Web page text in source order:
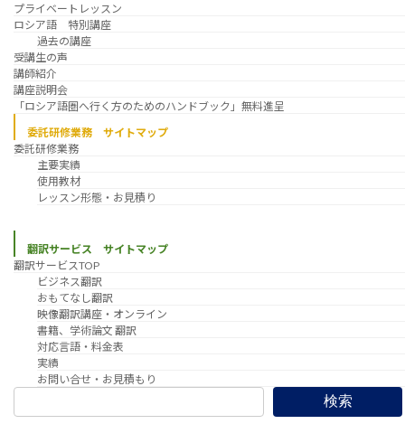
プライベートレッスン
ロシア語 特別講座
過去の講座
受講生の声
講師紹介
講座説明会
「ロシア語圏へ行く方のためのハンドブック」無料進呈
委託研修業務 サイトマップ
委託研修業務
主要実績
使用教材
レッスン形態・お見積り
翻訳サービス サイトマップ
翻訳サービスTOP
ビジネス翻訳
おもてなし翻訳
映像翻訳講座・オンライン
書籍、学術論文 翻訳
対応言語・料金表
実績
お問い合せ・お見積もり
検索